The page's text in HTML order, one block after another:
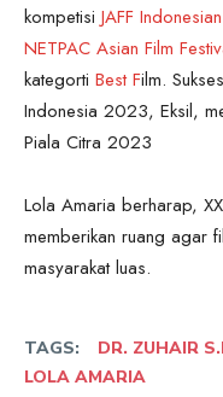
kompetisi JAFF
NETPAC Asian Film
kategorti Best Film.
Indonesia 2023, Eksil,
Piala Citra 2023
Lola Amaria berharap,
memberikan ruang agar
masyarakat luas.
TAGS: DR. ZUHAIR
LOLA AMARIA